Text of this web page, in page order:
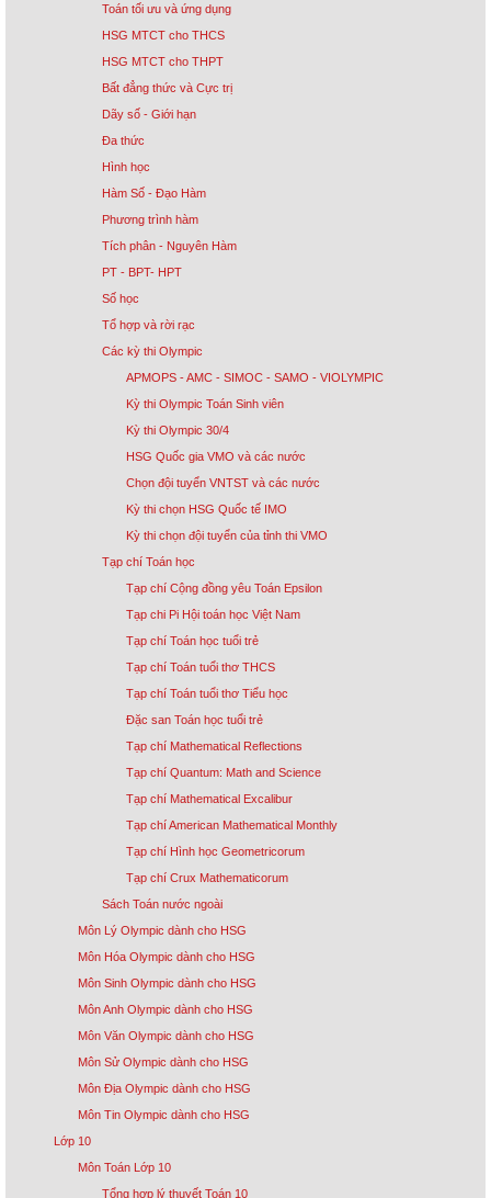
Toán tối ưu và ứng dụng
HSG MTCT cho THCS
HSG MTCT cho THPT
Bất đẳng thức và Cực trị
Dãy số - Giới hạn
Đa thức
Hình học
Hàm Số - Đạo Hàm
Phương trình hàm
Tích phân - Nguyên Hàm
PT - BPT- HPT
Số học
Tổ hợp và rời rạc
Các kỳ thi Olympic
APMOPS - AMC - SIMOC - SAMO - VIOLYMPIC
Kỳ thi Olympic Toán Sinh viên
Kỳ thi Olympic 30/4
HSG Quốc gia VMO và các nước
Chọn đội tuyển VNTST và các nước
Kỳ thi chọn HSG Quốc tế IMO
Kỳ thi chọn đội tuyển của tỉnh thi VMO
Tạp chí Toán học
Tạp chí Cộng đồng yêu Toán Epsilon
Tạp chi Pi Hội toán học Việt Nam
Tạp chí Toán học tuổi trẻ
Tạp chí Toán tuổi thơ THCS
Tạp chí Toán tuổi thơ Tiểu học
Đặc san Toán học tuổi trẻ
Tạp chí Mathematical Reflections
Tạp chí Quantum: Math and Science
Tạp chí Mathematical Excalibur
Tạp chí American Mathematical Monthly
Tạp chí Hình học Geometricorum
Tạp chí Crux Mathematicorum
Sách Toán nước ngoài
Môn Lý Olympic dành cho HSG
Môn Hóa Olympic dành cho HSG
Môn Sinh Olympic dành cho HSG
Môn Anh Olympic dành cho HSG
Môn Văn Olympic dành cho HSG
Môn Sử Olympic dành cho HSG
Môn Địa Olympic dành cho HSG
Môn Tin Olympic dành cho HSG
Lớp 10
Môn Toán Lớp 10
Tổng hợp lý thuyết Toán 10